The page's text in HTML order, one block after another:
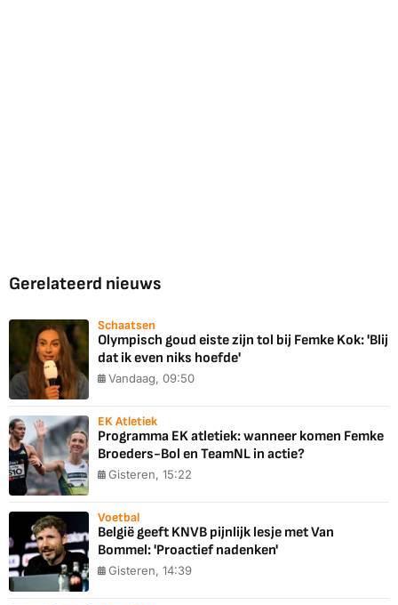
Gerelateerd nieuws
Schaatsen
Olympisch goud eiste zijn tol bij Femke Kok: 'Blij
dat ik even niks hoefde'
Vandaag, 09:50
EK Atletiek
Programma EK atletiek: wanneer komen Femke
Broeders-Bol en TeamNL in actie?
Gisteren, 15:22
Voetbal
België geeft KNVB pijnlijk lesje met Van
Bommel: 'Proactief nadenken'
Gisteren, 14:39